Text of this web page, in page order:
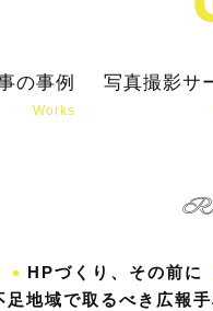
の事例
Works
写真撮影サ
HPづくり、その前に
足地域で取るべき広報